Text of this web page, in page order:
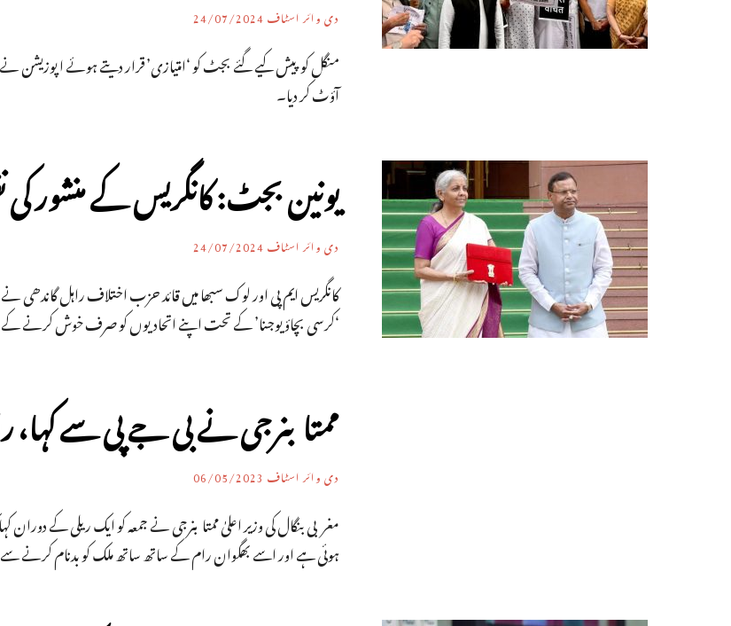
دی وائر اسٹاف24/07/2024
منگل کو پیش کیے گئے بجٹ کو ‘امتیازی’ قرار دیتے ہوئے
آؤٹ کر دیا۔
یونین بجٹ: کانگریس کے منشور
دی وائر اسٹاف24/07/2024
کانگریس ایم پی اور لوک سبھا میں قائد حزب اختلاف راہل
‘کرسی بچاؤ یوجنا’ کے تحت اپنے اتحادیوں کو صرف خوش کرنے
ممتا بنرجی نے بی جے پی سے کہا،
دی وائر اسٹاف 06/05/2023
مغربی بنگال کی وزیر اعلیٰ ممتا بنرجی نے جمعہ کو ایک ریلی کے دوران
ہوئی ہے اور اسے بھگوان رام کے ساتھ ساتھ ملک کو بدنام کرنے سے